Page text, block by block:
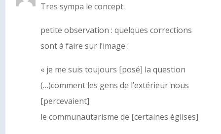
Tres sympa le concept.
petite observation : quelques corrections
sont à faire sur l’image :
« je me suis toujours [posé] la question
(…)comment les gens de l’extérieur nous
[percevaient]
le communautarisme de [certaines églises]